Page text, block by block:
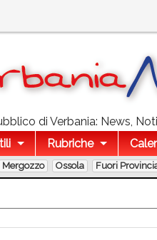
di Verbania: News,
Rubriche
Mergozzo Ossola Fuori